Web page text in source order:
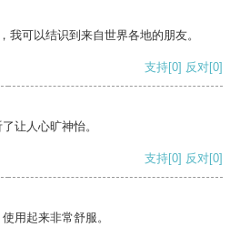
我可以结识到来自世界各地的朋友。
支持[0] 反对[0]
让人心旷神怡。
支持[0] 反对[0]
用起来非常舒服。